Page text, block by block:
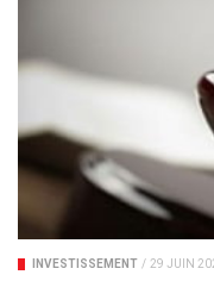
INVESTISSEMENT / 29 JUIN